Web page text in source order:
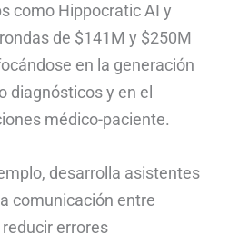
como Hippocratic AI y
de $141M y $250M
en la generación
diagnósticos y en el
médico-paciente.
desarrolla asistentes
comunicación entre
errores